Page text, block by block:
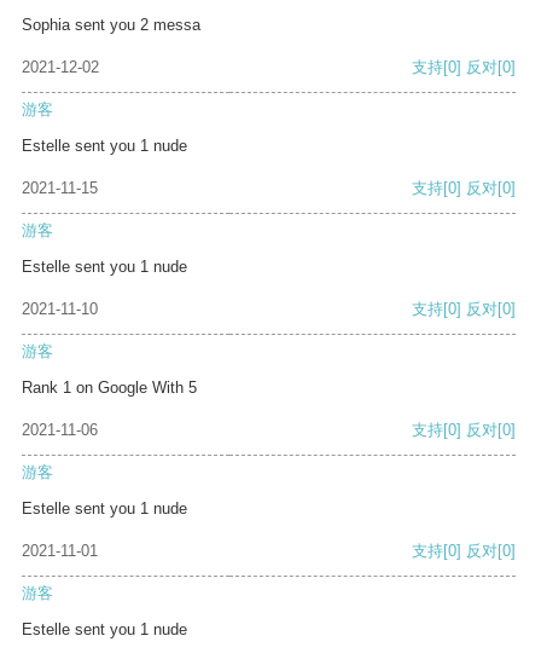
Sophia sent you 2 messa
2021-12-02 支持[0] 反对[0]
游客
Estelle sent you 1 nude
2021-11-15 支持[0] 反对[0]
游客
Estelle sent you 1 nude
2021-11-10 支持[0] 反对[0]
游客
Rank 1 on Google With 5
2021-11-06 支持[0] 反对[0]
游客
Estelle sent you 1 nude
2021-11-01 支持[0] 反对[0]
游客
Estelle sent you 1 nude